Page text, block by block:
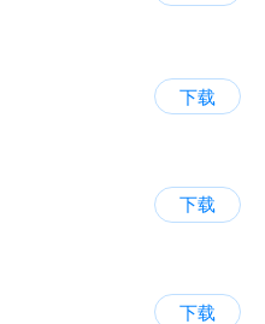
下载
下载
下载